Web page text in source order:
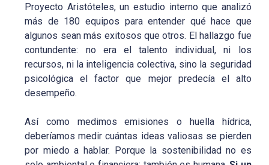
Proyecto Aristóteles, un estudio interno que analizó
más de 180 equipos para entender qué hace que
algunos sean más exitosos que otros. El hallazgo fue
contundente: no era el talento individual, ni los
recursos, ni la inteligencia colectiva, sino la seguridad
psicológica el factor que mejor predecía el alto
desempeño.
Así como medimos emisiones o huella hídrica,
deberíamos medir cuántas ideas valiosas se pierden
por miedo a hablar. Porque la sostenibilidad no es